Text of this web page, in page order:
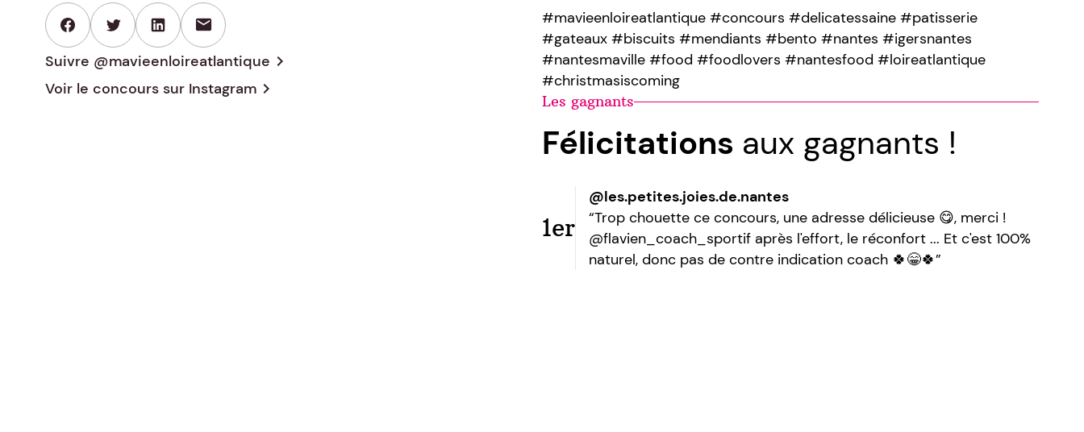
mail
Suivre @mavieenloireatlantique chevron_right
Voir le concours sur Instagram chevron_right
#mavieenloireatlantique #concours #delicatessaine #patisserie
#gateaux #biscuits #mendiants #bento #nantes #igersnantes
#nantesmaville #food #foodlovers #nantesfood #loireatlantique
#christmasiscoming
Les gagnants
Félicitations aux gagnants !
1er
@les.petites.joies.de.nantes
“Trop chouette ce concours, une adresse délicieuse 😋, merci !
@flavien_coach_sportif après l'effort, le réconfort ... Et c'est 100%
naturel, donc pas de contre indication coach 🍀😁🍀”